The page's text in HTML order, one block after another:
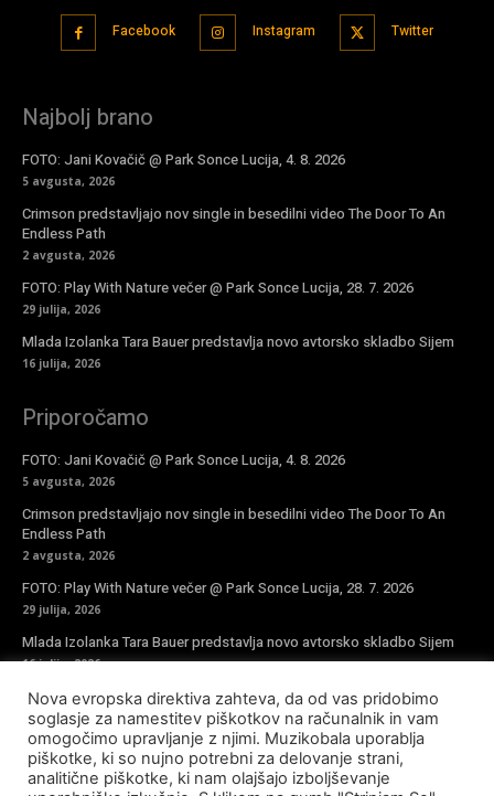
Facebook Instagram Twitter
Najbolj brano
FOTO: Jani Kovačič @ Park Sonce Lucija, 4. 8. 2026
5 avgusta, 2026
Crimson predstavljajo nov single in besedilni video The Door To An
Endless Path
2 avgusta, 2026
FOTO: Play With Nature večer @ Park Sonce Lucija, 28. 7. 2026
29 julija, 2026
Mlada Izolanka Tara Bauer predstavlja novo avtorsko skladbo Sijem
16 julija, 2026
Priporočamo
FOTO: Jani Kovačič @ Park Sonce Lucija, 4. 8. 2026
5 avgusta, 2026
Crimson predstavljajo nov single in besedilni video The Door To An
Endless Path
2 avgusta, 2026
FOTO: Play With Nature večer @ Park Sonce Lucija, 28. 7. 2026
29 julija, 2026
Mlada Izolanka Tara Bauer predstavlja novo avtorsko skladbo Sijem
16 julija, 2026
Vpiši se v novičke
Nova evropska direktiva zahteva, da od vas pridobimo
soglasje za namestitev piškotkov na računalnik in vam
omogočimo upravljanje z njimi. Muzikobala uporablja
piškotke, ki so nujno potrebni za delovanje strani,
analitične piškotke, ki nam olajšajo izboljševanje